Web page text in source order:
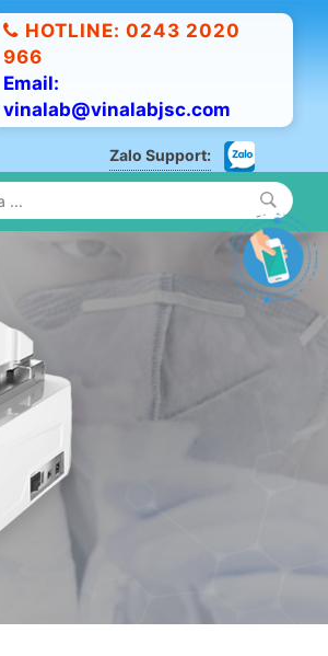
HOTLINE: 0243 2020
966
Email:
vinalab@vinalabjsc.com
Zalo Support: